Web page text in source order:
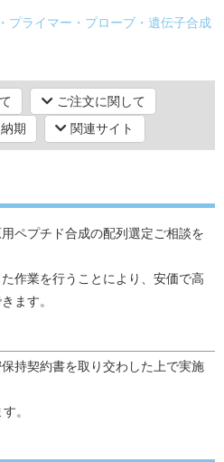
プライマー・プローブ・遺伝子合成
リクロ抗体・組換え体抗体作製・
ご注文に関して
期
関連サイト
ペプチド合成の配列選定ご相談を
作業を行うことにより、安価で高
ます。
持契約書を取り交わした上で実施
。
プ